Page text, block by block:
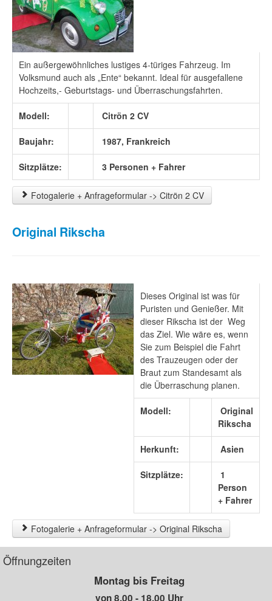
Ein außergewöhnliches lustiges 4-türiges Fahrzeug. Im
Volksmund auch als „Ente“ bekannt. Ideal für ausgefallene
Hochzeits,- Geburtstags- und Überraschungsfahrten.
Modell: Citrön 2 CV
Baujahr: 1987, Frankreich
Sitzplätze: 3 Personen + Fahrer
Fotogalerie + Anfrageformular -> Citrön 2 CV
Original Rikscha
Dieses Original ist was für
Puristen und Genießer. Mit
dieser Rikscha ist der Weg
das Ziel. Wie wäre es, wenn
Sie zum Beispiel die Fahrt
des Trauzeugen oder der
Braut zum Standesamt als
die Überraschung planen.
Modell:
Original
Rikscha
Herkunft: Asien
Sitzplätze:
1
Person
+ Fahrer
Fotogalerie + Anfrageformular -> Original Rikscha
Öffnungzeiten
Montag bis Freitag
von 8.00 - 18.00 Uhr